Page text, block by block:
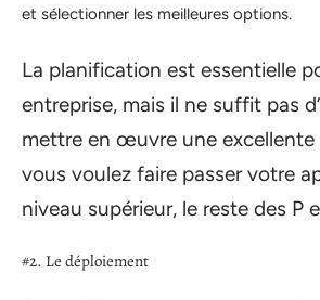
et sélectionner les meilleures options.
La planification est essentielle
entreprise, mais il ne suffit pas
mettre en œuvre une excellente
vous voulez faire passer votre
niveau supérieur, le reste des P
#2. Le déploiement